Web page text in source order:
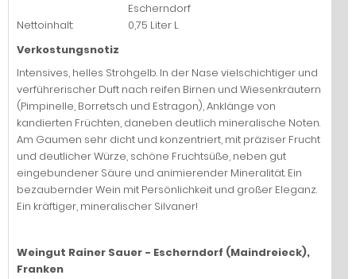
Escherndorf
Nettoinhalt:
0,75 Liter L
Verkostungsnotiz
Intensives, helles Strohgelb. In der Nase vielschichtiger und
verführerischer Duft nach reifen Birnen und Wiesenkräutern
(Pimpinelle, Borretsch und Estragon), Anklänge von
kandierten Früchten, daneben deutlich mineralische Noten.
Am Gaumen sehr dicht und konzentriert, mit präziser Frucht
und deutlicher Würze, schöne Fruchtsüße, neben gut
eingebundener Säure und animierender Mineralität. Ein
bezaubernder Wein mit Persönlichkeit und großer Eleganz.
Ein kräftiger, mineralischer Silvaner!
Weingut Rainer Sauer - Escherndorf (Maindreieck),
Franken